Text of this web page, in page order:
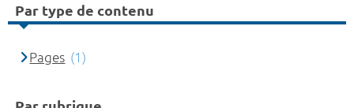
Par type de contenu
Pages (1)